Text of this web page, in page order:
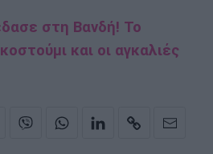
στη Βανδή! Το
και οι αγκαλιές